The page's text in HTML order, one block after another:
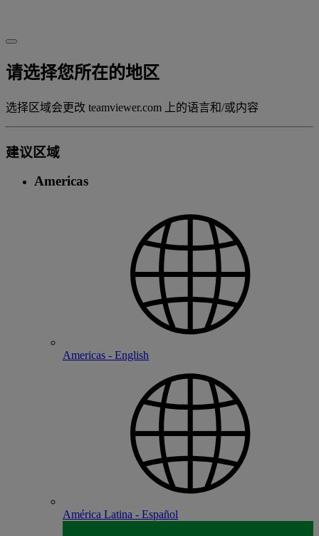
请选择您所在的地区
选择区域会更改 teamviewer.com 上的语言和/或内容
建议区域
Americas
Americas - English
América Latina - Español